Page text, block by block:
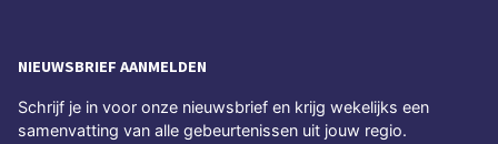
NIEUWSBRIEF AANMELDEN
Schrijf je in voor onze nieuwsbrief en krijg wekelijks een
samenvatting van alle gebeurtenissen uit jouw regio.